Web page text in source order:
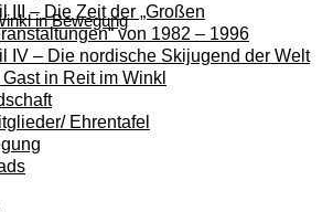
in Bewegung
III – Die Zeit der „Großen
von 1982 – 1996
IV – Die nordische Skijugend der Welt
in Reit im Winkl
Ehrentafel